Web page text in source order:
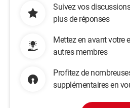
Suivez vos
plus de réponses
Mettez en avant votre
autres membres
Profitez de
supplémentaires en